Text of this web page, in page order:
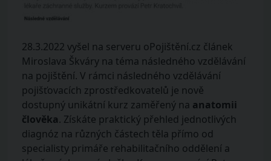
28.3.2022 vyšel na serveru oPojištění.cz článek
Miroslava Škváry na téma následného vzdělávání
na pojištění. V rámci následného vzdělávání
pojišťovacích zprostředkovatelů je nově
dostupný unikátní kurz zaměřený na anatomii
člověka. Získáte praktický přehled jednotlivých
diagnóz na různých částech těla přímo od
specialisty primáře rehabilitačního oddělení a